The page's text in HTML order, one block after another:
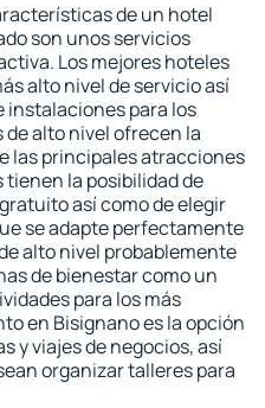
de un hotel
son unos servicios
Los mejores hoteles
alto nivel de servicio así
instalaciones para los
alto nivel ofrecen la
las principales atracciones
tienen la posibilidad de
así como de elegir
se adapte perfectamente
alto nivel probablemente
de bienestar como un
para los más
en Bisignano es la opción
y viajes de negocios, así
organizar talleres para